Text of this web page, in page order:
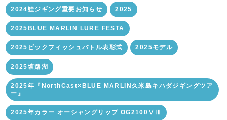
2024鮭ジギング重要お知らせ 2025
2025BLUE MARLIN LURE FESTA
2025ビックフィッシュバトル表彰式 2025モデル
2025塘路湖
2025年『NorthCast×BLUE MARLIN久米島キハダジギングツア
ー』
2025年カラー オーシャングリップ OG2100ⅤⅢ